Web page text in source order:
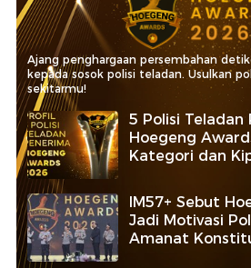
Ajang penghargaan persembahan
kepada sosok polisi teladan. Usulkan
sekitarmu!
5 Polisi Teladan
Hoegeng
Kategori dan
IM57+ Sebut
Jadi Motivasi
Amanat